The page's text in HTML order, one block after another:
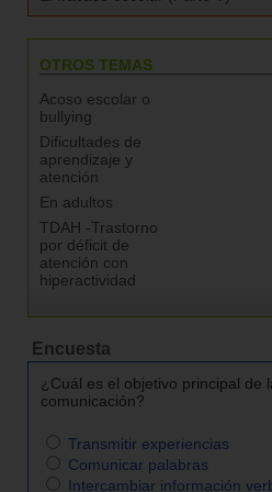
OTROS TEMAS
Acoso escolar o
bullying
Dificultades de
aprendizaje y
atención
En adultos
TDAH -Trastorno
por déficit de
atención con
hiperactividad
Encuesta
¿Cuál es el objetivo principal de
comunicación?
Transmitir experiencias
Comunicar palabras
Intercambiar información